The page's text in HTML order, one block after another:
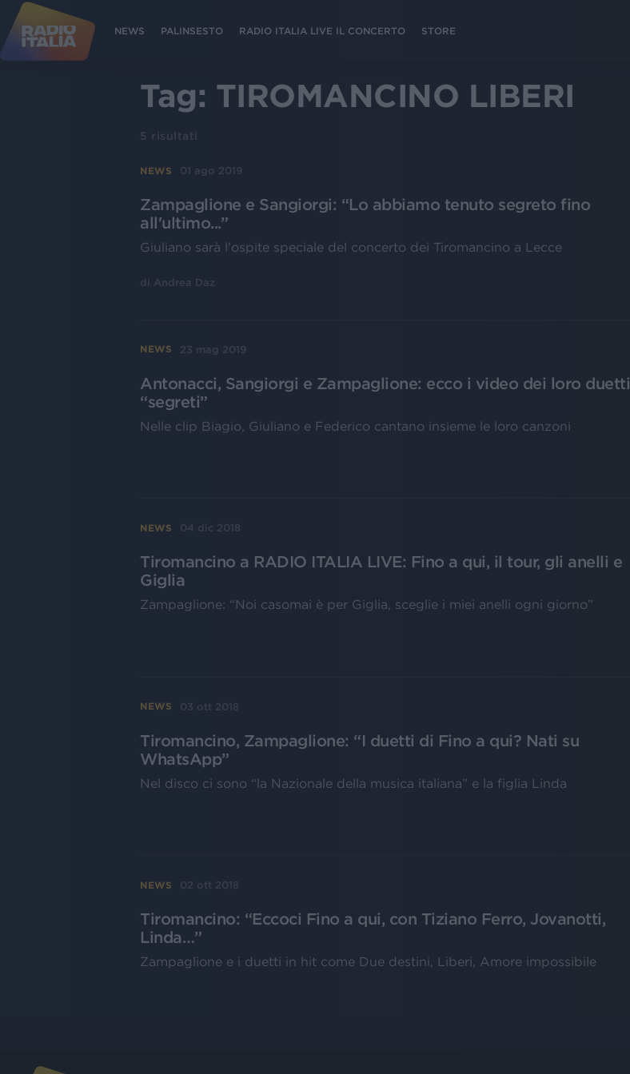
NEWS PALINSESTO RADIO ITALIA LIVE IL CONCERTO STORE
Tag: TIROMANCINO LIBERI
5 risultati
NEWS 01 ago 2019
Zampaglione e Sangiorgi: “Lo abbiamo tenuto segreto fino
all'ultimo...”
Giuliano sarà l'ospite speciale del concerto dei Tiromancino a Lecce
di Andrea Daz
NEWS 23 mag 2019
Antonacci, Sangiorgi e Zampaglione: ecco i video dei loro duetti
“segreti”
Nelle clip Biagio, Giuliano e Federico cantano insieme le loro canzoni
NEWS 04 dic 2018
Tiromancino a RADIO ITALIA LIVE: Fino a qui, il tour, gli anelli e
Giglia
Zampaglione: “Noi casomai è per Giglia, sceglie i miei anelli ogni giorno”
NEWS 03 ott 2018
Tiromancino, Zampaglione: “I duetti di Fino a qui? Nati su
WhatsApp”
Nel disco ci sono “la Nazionale della musica italiana” e la figlia Linda
NEWS 02 ott 2018
Tiromancino: “Eccoci Fino a qui, con Tiziano Ferro, Jovanotti,
Linda…”
Zampaglione e i duetti in hit come Due destini, Liberi, Amore impossibile